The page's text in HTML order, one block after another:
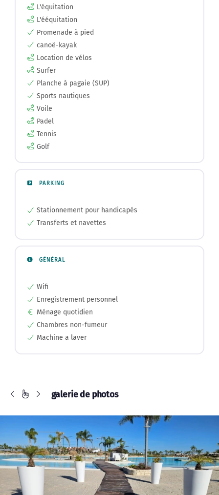
L'équitation
L'ééquitation
Promenade à pied
canoë-kayak
Location de vélos
Surfer
Planche à pagaie (SUP)
Sports nautiques
Voile
Padel
Tennis
Golf
PARKING
Stationnement pour handicapés
Transferts et navettes
GÉNÉRAL
Wifi
Enregistrement personnel
Ménage quotidien
Chambres non-fumeur
Machine a laver
galerie de photos